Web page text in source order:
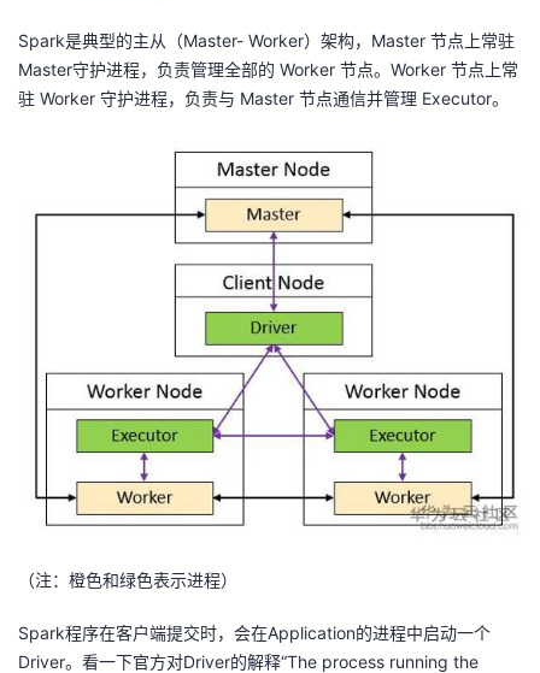
Spark是典型的主从（Master- Worker）架构，Master 节点上常驻
Master守护进程，负责管理全部的 Worker 节点。Worker 节点上常
驻 Worker 守护进程，负责与 Master 节点通信并管理 Executor。
（注：橙色和绿色表示进程）
Spark程序在客户端提交时，会在Application的进程中启动一个
Driver。看一下官方对Driver的解释“The process running the